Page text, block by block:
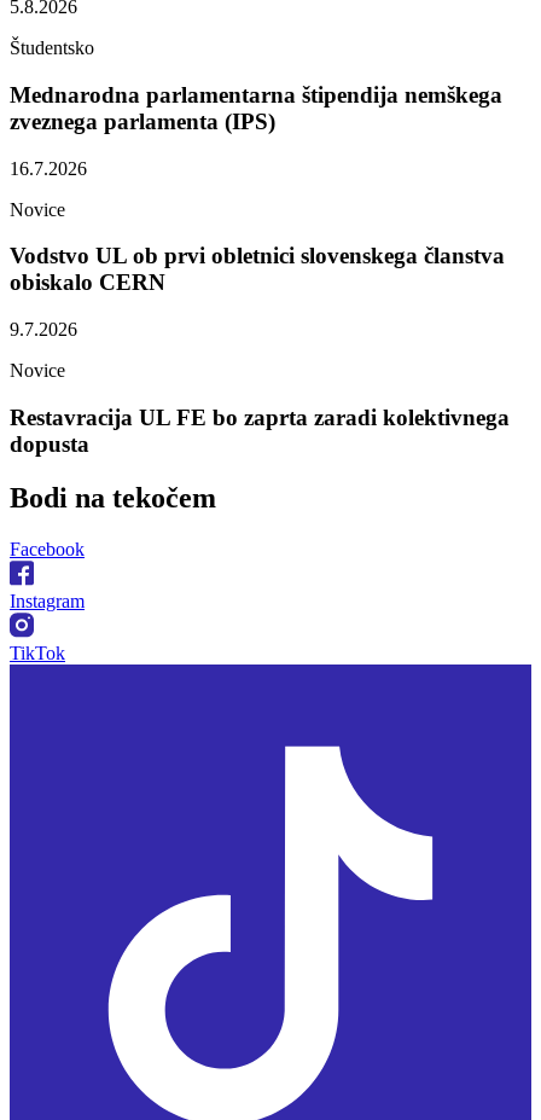
5.8.2026
Študentsko
Mednarodna parlamentarna štipendija nemškega
zveznega parlamenta (IPS)
16.7.2026
Novice
Vodstvo UL ob prvi obletnici slovenskega članstva
obiskalo CERN
9.7.2026
Novice
Restavracija UL FE bo zaprta zaradi kolektivnega
dopusta
Bodi na tekočem
Facebook
Instagram
TikTok